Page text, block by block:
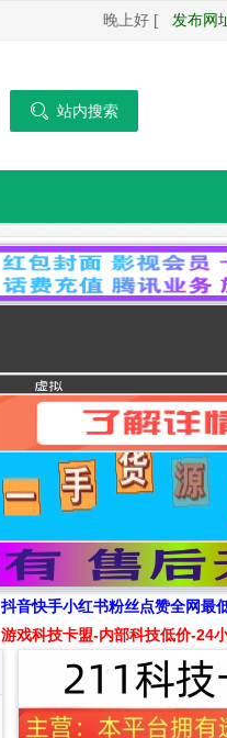
晚上好 [ 发布网
 站内搜索
抖音快手小红书粉丝点赞全网最
游戏科技卡盟-内部科技低价-24